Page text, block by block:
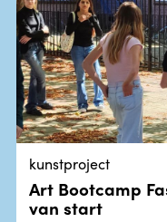
kunstproject
Art Bootcamp
van start